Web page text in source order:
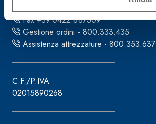
Tel. +39.0422.7222
Fax +39.0422.887509
Gestione ordini - 800.333.435
Assistenza attrezzature - 800.353.637
C.F./P.IVA
02015890268